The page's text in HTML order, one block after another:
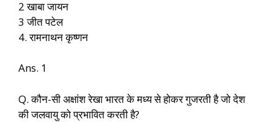
2 खाबा जायन
3 जीत पटेल
4. रामनाथन कृष्णन
Ans. 1
Q. कौन-सी अक्षांश रेखा भारत के मध्य से होकर गुजरती है जो देश
की जलवायु को प्रभावित करती है?